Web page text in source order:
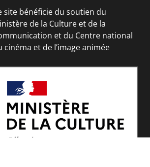
site bénéficie du soutien du
de la Culture et de la
et du Centre national
cinéma et de l’image animée